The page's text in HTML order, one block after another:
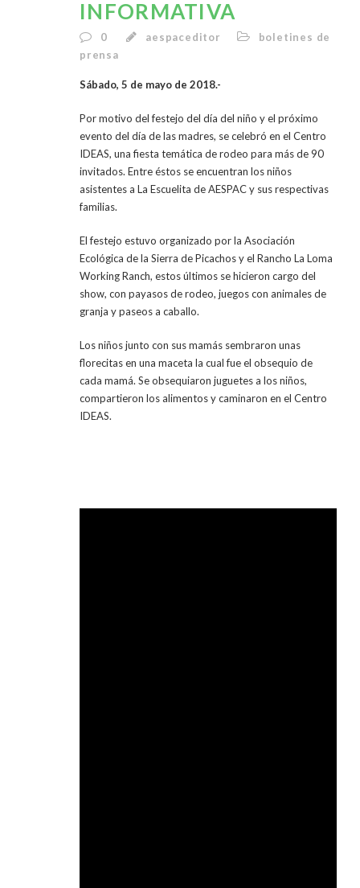
INFORMATIVA
0 aespaceditor
boletines de
prensa
Sábado, 5 de mayo de 2018.-
Por motivo del festejo del día del niño y el próximo
evento del día de las madres, se celebró en el Centro
IDEAS, una fiesta temática de rodeo para más de 90
invitados. Entre éstos se encuentran los niños
asistentes a La Escuelita de AESPAC y sus respectivas
familias.
El festejo estuvo organizado por la Asociación
Ecológica de la Sierra de Picachos y el Rancho La Loma
Working Ranch, estos últimos se hicieron cargo del
show, con payasos de rodeo, juegos con animales de
granja y paseos a caballo.
Los niños junto con sus mamás sembraron unas
florecitas en una maceta la cual fue el obsequio de
cada mamá. Se obsequiaron juguetes a los niños,
compartieron los alimentos y caminaron en el Centro
IDEAS.